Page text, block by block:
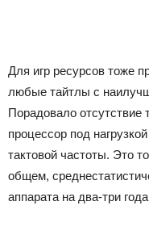
Для игр ресурсов тоже
любые тайтлы с
Порадовало отсутствие
процессор под
тактовой частоты. Это
общем,
аппарата на два-три